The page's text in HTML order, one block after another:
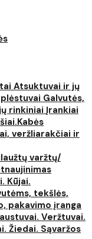
Atsuktuvai ir jų
Galvutės,
rinkiniai Įrankiai
veržliarakčiai ir
varžtų/
Kūjai.
tekšlės,
pakavimo įranga
Veržtuvai.
Žiedai. Sąvaržos